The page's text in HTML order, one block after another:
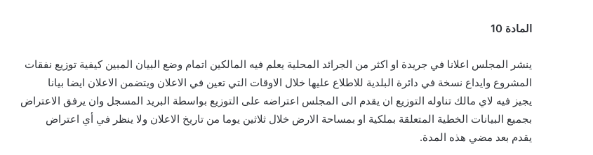
المادة 10
ينشر المجلس اعلانا في جريدة او اكثر من الجرائد المحلية يعلم فيه المالكين اتمام وضع البيان المبين كيفية توزيع نفقات
المشروع وايداع نسخة في دائرة البلدية للاطلاع عليها خلال الاوقات التي تعين في الاعلان ويتضمن الاعلان ايضا بيانا
يجيز فيه لاي مالك تناوله التوزيع ان يقدم الى المجلس اعتراضه على التوزيع بواسطة البريد المسجل وان يرفق الاعتراض
بجميع البيانات الخطية المتعلقة بملكية او بمساحة الارض خلال ثلاثين يوما من تاريخ الاعلان ولا ينظر في أي اعتراض
يقدم بعد مضي هذه المدة.